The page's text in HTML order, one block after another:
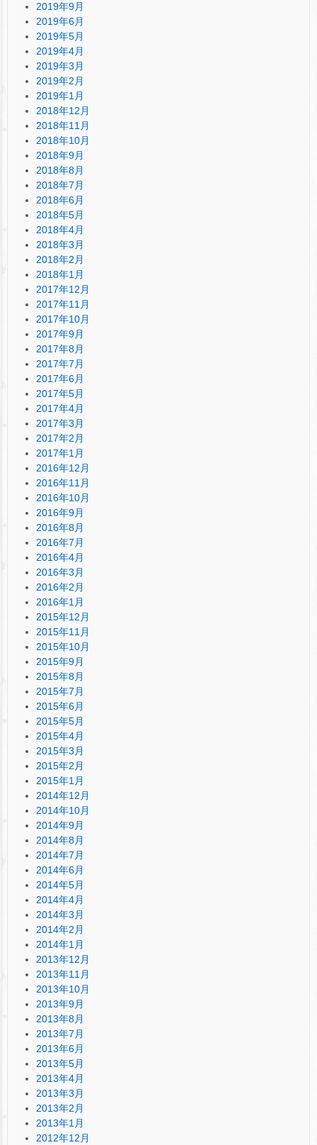
2019年9月
2019年6月
2019年5月
2019年4月
2019年3月
2019年2月
2019年1月
2018年12月
2018年11月
2018年10月
2018年9月
2018年8月
2018年7月
2018年6月
2018年5月
2018年4月
2018年3月
2018年2月
2018年1月
2017年12月
2017年11月
2017年10月
2017年9月
2017年8月
2017年7月
2017年6月
2017年5月
2017年4月
2017年3月
2017年2月
2017年1月
2016年12月
2016年11月
2016年10月
2016年9月
2016年8月
2016年7月
2016年4月
2016年3月
2016年2月
2016年1月
2015年12月
2015年11月
2015年10月
2015年9月
2015年8月
2015年7月
2015年6月
2015年5月
2015年4月
2015年3月
2015年2月
2015年1月
2014年12月
2014年10月
2014年9月
2014年8月
2014年7月
2014年6月
2014年5月
2014年4月
2014年3月
2014年2月
2014年1月
2013年12月
2013年11月
2013年10月
2013年9月
2013年8月
2013年7月
2013年6月
2013年5月
2013年4月
2013年3月
2013年2月
2013年1月
2012年12月